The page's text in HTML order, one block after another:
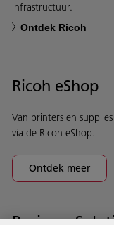
infrastructuur.
Ontdek Ricoh
Ricoh eShop
Van printers en
via de Ricoh eShop.
Ontdek meer